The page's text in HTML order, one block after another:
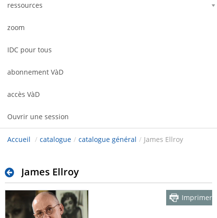
ressources
zoom
IDC pour tous
abonnement VàD
accès VàD
Ouvrir une session
Accueil / catalogue / catalogue général / James Ellroy
James Ellroy
Imprimer